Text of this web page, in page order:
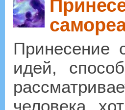
Принесение
идей,
человека,